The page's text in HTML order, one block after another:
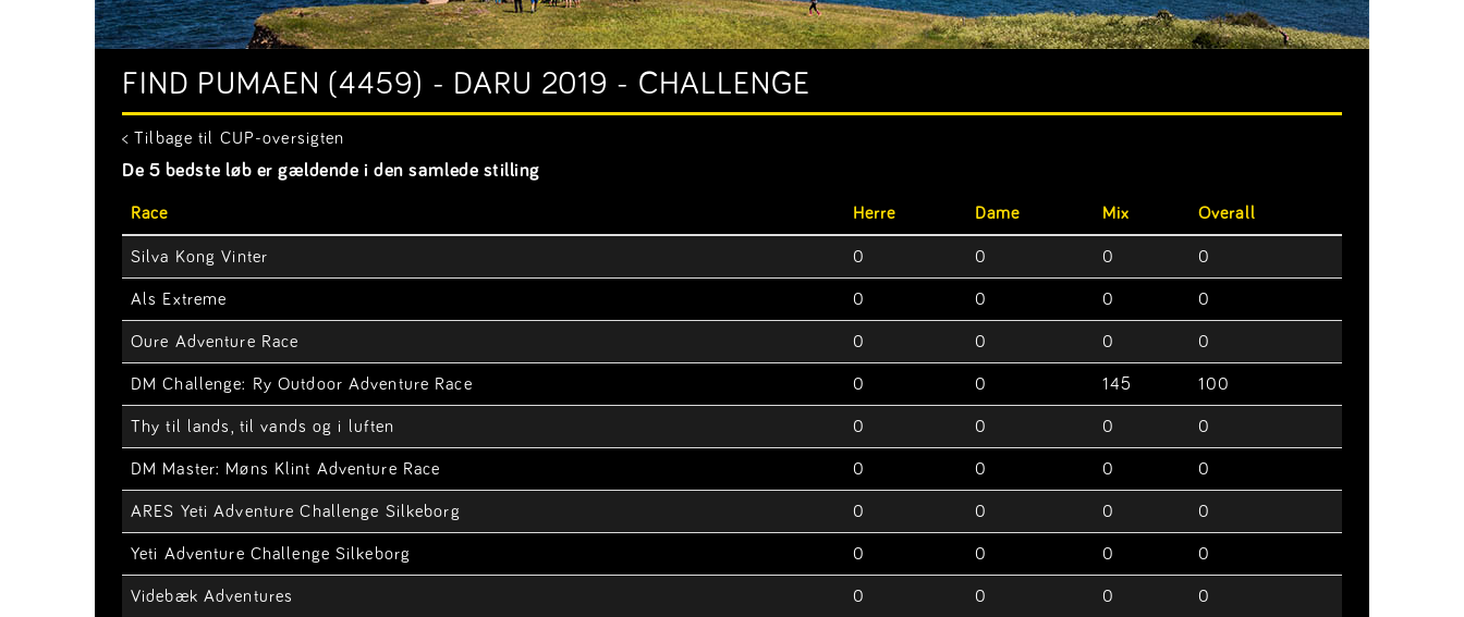
FIND PUMAEN (4459) - DARU 2019 - CHALLENGE
< Tilbage til CUP-oversigten
De 5 bedste løb er gældende i den samlede stilling
Race Herre Dame Mix Overall
Silva Kong Vinter 0 0 0 0
Als Extreme 0 0 0 0
Oure Adventure Race 0 0 0 0
DM Challenge: Ry Outdoor Adventure Race 0 0 145 100
Thy til lands, til vands og i luften 0 0 0 0
DM Master: Møns Klint Adventure Race 0 0 0 0
ARES Yeti Adventure Challenge Silkeborg 0 0 0 0
Yeti Adventure Challenge Silkeborg 0 0 0 0
Videbæk Adventures 0 0 0 0